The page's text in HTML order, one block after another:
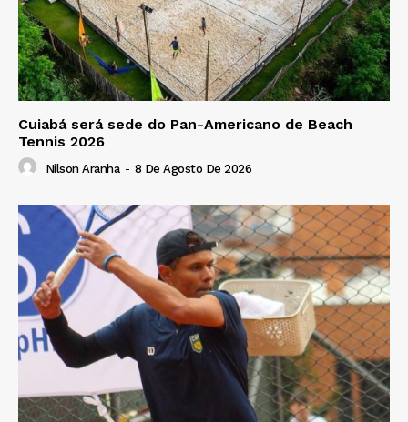
Cuiabá será sede do Pan-Americano de Beach
Tennis 2026
Nilson Aranha - 8 De Agosto De 2026